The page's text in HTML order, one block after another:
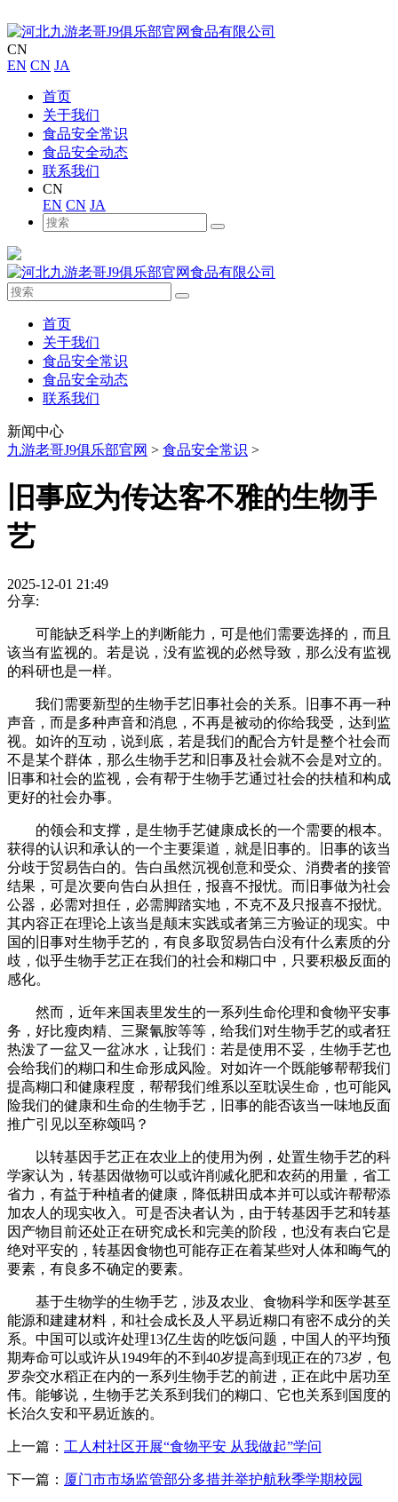
CN
EN CN JA
首页
关于我们
食品安全常识
食品安全动态
联系我们
CN
EN CN JA
首页
关于我们
食品安全常识
食品安全动态
联系我们
新闻中心
九游老哥J9俱乐部官网 > 食品安全常识 >
旧事应为传达客不雅的生物手
艺
2025-12-01 21:49
分享:
可能缺乏科学上的判断能力，可是他们需要选择的，而且
该当有监视的。若是说，没有监视的必然导致，那么没有监视
的科研也是一样。
我们需要新型的生物手艺旧事社会的关系。旧事不再一种
声音，而是多种声音和消息，不再是被动的你给我受，达到监
视。如许的互动，说到底，若是我们的配合方针是整个社会而
不是某个群体，那么生物手艺和旧事及社会就不会是对立的。
旧事和社会的监视，会有帮于生物手艺通过社会的扶植和构成
更好的社会办事。
的领会和支撑，是生物手艺健康成长的一个需要的根本。
获得的认识和承认的一个主要渠道，就是旧事的。旧事的该当
分歧于贸易告白的。告白虽然沉视创意和受众、消费者的接管
结果，可是次要向告白从担任，报喜不报忧。而旧事做为社会
公器，必需对担任，必需脚踏实地，不克不及只报喜不报忧。
其内容正在理论上该当是颠末实践或者第三方验证的现实。中
国的旧事对生物手艺的，有良多取贸易告白没有什么素质的分
歧，似乎生物手艺正在我们的社会和糊口中，只要积极反面的
感化。
然而，近年来国表里发生的一系列生命伦理和食物平安事
务，好比瘦肉精、三聚氰胺等等，给我们对生物手艺的或者狂
热泼了一盆又一盆冰水，让我们：若是使用不妥，生物手艺也
会给我们的糊口和生命形成风险。对如许一个既能够帮帮我们
提高糊口和健康程度，帮帮我们维系以至耽误生命，也可能风
险我们的健康和生命的生物手艺，旧事的能否该当一味地反面
推广引见以至称颂吗？
以转基因手艺正在农业上的使用为例，处置生物手艺的科
学家认为，转基因做物可以或许削减化肥和农药的用量，省工
省力，有益于种植者的健康，降低耕田成本并可以或许帮帮添
加农人的现实收入。可是否决者认为，由于转基因手艺和转基
因产物目前还处正在研究成长和完美的阶段，也没有表白它是
绝对平安的，转基因食物也可能存正在着某些对人体和晦气的
要素，有良多不确定的要素。
基于生物学的生物手艺，涉及农业、食物科学和医学甚至
能源和建建材料，和社会成长及人平易近糊口有密不成分的关
系。中国可以或许处理13亿生齿的吃饭问题，中国人的平均预
期寿命可以或许从1949年的不到40岁提高到现正在的73岁，包
罗杂交水稻正在内的一系列生物手艺的前进，正在此中居功至
伟。能够说，生物手艺关系到我们的糊口、它也关系到国度的
长治久安和平易近族的。
上一篇： 工人村社区开展“食物平安 从我做起”学问
下一篇： 厦门市市场监管部分多措并举护航秋季学期校园